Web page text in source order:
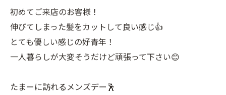
初めてご来店のお客様！
伸びてしまった髪をカットして良い感じ👍
とても優しい感じの好青年！
一人暮らしが大変そうだけど頑張って下さい😊
たまーに訪れるメンズデー🕺